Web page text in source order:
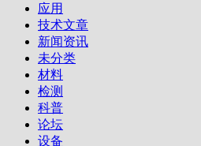
应用
技术文章
新闻资讯
未分类
材料
检测
科普
论坛
设备